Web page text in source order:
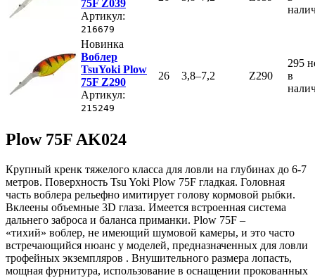
75F Z039
Артикул:
216679
Новинка
Воблер
TsuYoki Plow
75F Z290
Артикул:
215249
26 3,8–7,2 Z290
295
в
Plow 75F AK024
Крупный кренк тяжелого класса для ловли на глубинах до 6-7
метров. Поверхность Tsu Yoki Plow 75F гладкая. Головная
часть воблера рельефно имитирует голову кормовой рыбки.
Вклеены объемные 3D глаза. Имеется встроенная система
дальнего заброса и баланса приманки. Plow 75F –
«тихий» воблер, не имеющий шумовой камеры, и это часто
встречающийся нюанс у моделей, предназначенных для ловли
трофейных экземпляров . Внушительного размера лопасть,
мощная фурнитура, использование в оснащении прокованных